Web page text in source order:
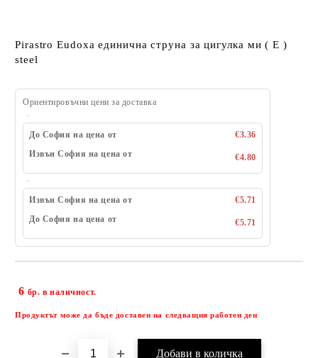
Pirastro Eudoxa единична струна за цигулка ми ( E )
steel
Ориентировъчни цени за доставка
До София на цена от
€3.36
Извън София на цена от
€4.80
Извън София на цена от
€5.71
До София на цена от
€5.71
6 бр. в наличност.
Продуктът може да бъде доставен на следващия работен ден